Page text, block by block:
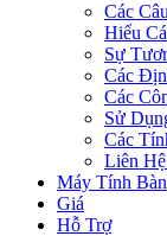
Các
Hiểu
Sự
Các
Các
Sử
Các
Liên
Máy Tính Bàn
Giá
Hỗ Trợ